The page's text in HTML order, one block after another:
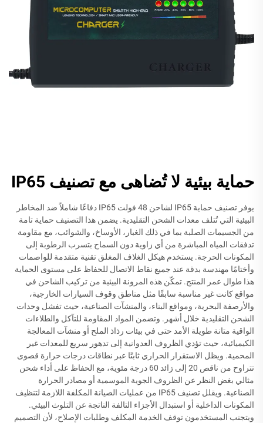
حماية بيئية لا تُضاهى مع تصنيف IP65
يوفر تصنيف حماية IP65 لشاحن 48 فولت IP65 دفاعًا شاملاً ضد المخاطر
البيئية التي تُتلف معدات الشحن التقليدية. يضمن هذا التصنيف حماية تامة
من الجسيمات الصلبة بما في ذلك الغبار، الأوساخ، والشوائب، مع مقاومة
تدفقات المياه المباشرة من أي زاوية دون السماح بتسرب الرطوبة إلى
المكونات الحرجة. يستخدم هيكل الغلاف المغلق تقنية متقدمة للواصمات
وأختامًا مهندسة بدقة عند جميع نقاط الاتصال للحفاظ على مستوى الحماية
هذا طوال عمر المنتج. تمكّن هذه المرونة البيئية من تركيب الشاحن في
مواقع كانت غير مناسبة سابقًا مثل مناطق وقوف السيارات الخارجية،
والأرصفة البحرية، ومواقع البناء، والمنشآت الصناعية، حيث تفشل وحدات
الشحن التقليدية خلال أشهر. وتضمن المواد المقاومة للتآكل والطلاءات
الواقية متانة طويلة الأمد حتى في بيئات رذاذ الملح أو منشآت المعالجة
الكيميائية، حيث تؤدي الظروف العدوانية إلى تدهور سريع للمعدات غير
المحمية. ويظل الاستقرار الحراري ثابتًا عبر نطاقات درجات حرارة قصوى
تتراوح من ناقص 20 إلى زائد 60 درجة مئوية، مع الحفاظ على أداء شحن
مثالي بغض النظر عن الظروف الجوية الموسمية أو مصادر الحرارة
الصناعية. ويقلل تصنيف IP65 من عمليات الصيانة المكلفة اللازمة لتنظيف
المكونات الداخلية أو استبدال الأجزاء التالفة الناتجة عن التلوث البيئي.
ويتجنب المستخدمون توقف الخدمة المكلف وطلبات الإصلاح، لأن التصميم